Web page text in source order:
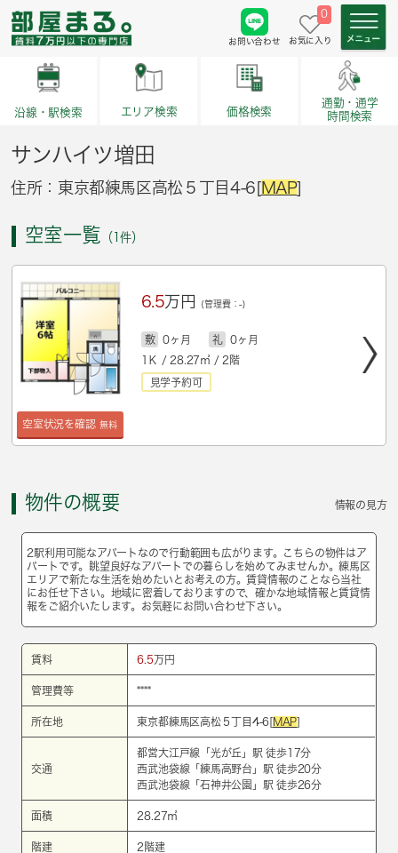
お問い合わせ
0
お気に入り
沿線・駅検索 エリア検索 価格検索
通勤・通学
時間検索
サンハイツ増田
住所：東京都練馬区高松５丁目4-6[MAP]
空室一覧 （1件）
空室状況を確認 無料
6.5万円 (管理費：-)
敷 0ヶ月 礼
0ヶ月
1Ｋ / 28.27㎡ / 2階
見学予約可
物件の概要 情報の見方
2駅利用可能なアパートなので行動範囲も広がります。こちらの物件はア
パートです。眺望良好なアパートでの暮らしを始めてみませんか。練馬区
エリアで新たな生活を始めたいとお考えの方。賃貸情報のことなら当社
にお任せ下さい。地域に密着しておりますので、確かな地域情報と賃貸情
報をご紹介いたします。お気軽にお問い合わせ下さい。
賃料 6.5万円
管理費等 ****
所在地 東京都練馬区高松５丁目4-6[MAP]
交通
都営大江戸線 「 光が丘 」駅 徒歩17分
西武池袋線 「練馬高野台 」駅 徒歩20分
西武池袋線 「石神井公園 」駅 徒歩26分
面積 28.27㎡
階建 2階建